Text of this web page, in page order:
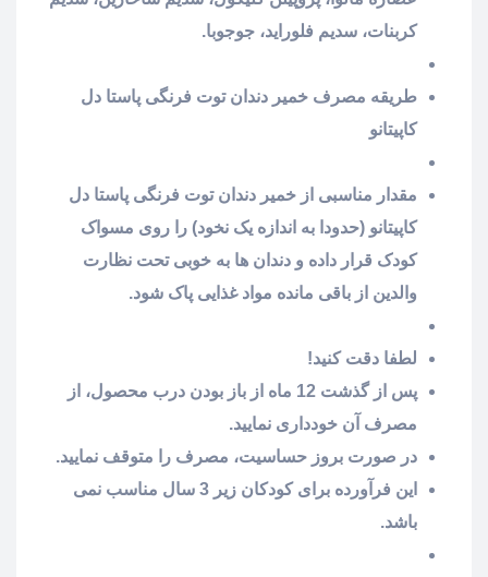
کربنات، سدیم فلوراید، جوجوبا.
طریقه مصرف خمیر دندان توت فرنگی پاستا دل
کاپیتانو
مقدار مناسبی از خمیر دندان توت فرنگی پاستا دل
کاپیتانو (حدودا به اندازه یک نخود) را روی مسواک
کودک قرار داده و دندان ها به خوبی تحت نظارت
والدین از باقی مانده مواد غذایی پاک شود.
لطفا دقت کنید!
پس از گذشت 12 ماه از باز بودن درب محصول، از
مصرف آن خودداری نمایید.
در صورت بروز حساسیت، مصرف را متوقف نمایید.
این فرآورده برای کودکان زیر 3 سال مناسب نمی
باشد.